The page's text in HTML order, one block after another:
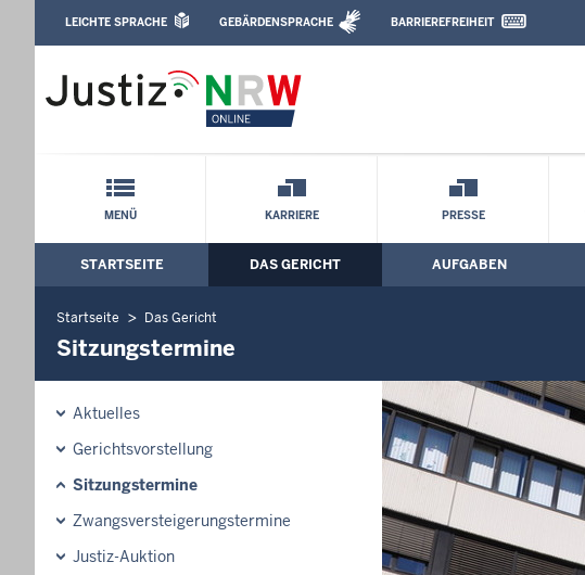
Amtsgericht Siegburg: Sitzungstermine
Leichte Sprache, Gebärdensprachenvideo und
LEICHTE SPRACHE GEBÄRDENSPRACHE BARRIEREFREIHEIT
Schnellnavigation mit Volltext-Suche
MENÜ KARRIERE PRESSE
Hauptmenü: Hauptnavigation
STARTSEITE DAS GERICHT AUFGABEN
Startseite Das Gericht
Sitzungstermine
Aktuelles
Gerichtsvorstellung
Sitzungstermine
Zwangsversteigerungs­termine
Justiz-Auktion